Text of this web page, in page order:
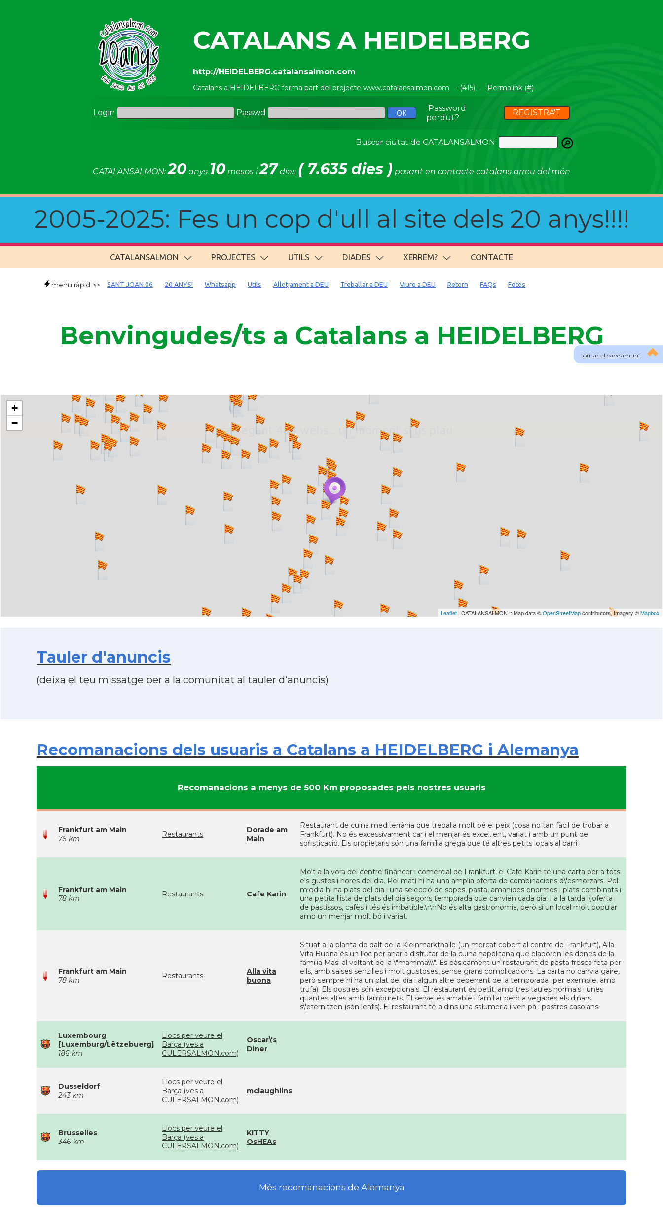
CATALANS A HEIDELBERG
http://HEIDELBERG.catalansalmon.com
Catalans a HEIDELBERG forma part del projecte www.catalansalmon.com - (415) - Permalink (#)
Login Passwd
Password
perdut?
REGISTRA'T
Buscar ciutat de CATALANSALMON:
CATALANSALMON:20 anys 10 mesos i27 dies ( 7.635 dies ) posant en contacte catalans arreu del món
2005-2025: Fes un cop d'ull al site dels 20 anys!!!!
CATALANSALMON PROJECTES UTILS DIADES XERREM? CONTACTE
Tornar al capdamunt
menu ràpid >> SANT JOAN 06 20 ANYS! Whatsapp Utils Allotjament a DEU Treballar a DEU Viure a DEU Retorn FAQs Fotos
Benvingudes/ts a Catalans a HEIDELBERG
... carregant 484 webs... un moment si us plau
+
−
Leaflet | CATALANSALMON :: Map data ©OpenStreetMapcontributors, Imagery ©Mapbox
Tauler d'anuncis
(deixa el teu missatge per a la comunitat al tauler d'anuncis)
Recomanacions dels usuaris a Catalans a HEIDELBERG i Alemanya
Recomanacions a menys de 500 Km proposades pels nostres usuaris
Frankfurt am Main
76 km
Restaurants
Dorade am
Main
Restaurant de cuina mediterrània que treballa molt bé el peix (cosa no tan fàcil de trobar a
Frankfurt). No és excessivament car i el menjar és excel.lent, variat i amb un punt de
sofisticació. Els propietaris són una família grega que té altres petits locals al barri.
Frankfurt am Main
78 km
Restaurants Cafe Karin
Molt a la vora del centre financer i comercial de Frankfurt, el Cafe Karin té una carta per a tots
els gustos i hores del dia. Pel matí hi ha una amplia oferta de combinacions d\'esmorzars. Pel
migdia hi ha plats del dia i una selecció de sopes, pasta, amanides enormes i plats combinats i
una petita llista de plats del dia segons temporada que canvien cada dia. I a la tarda l\'oferta
de pastissos, cafès i tés és imbatible.\r\nNo és alta gastronomia, però sí un local molt popular
amb un menjar molt bó i variat.
Frankfurt am Main
78 km
Restaurants
Alla vita
buona
Situat a la planta de dalt de la Kleinmarkthalle (un mercat cobert al centre de Frankfurt), Alla
Vita Buona és un lloc per anar a disfrutar de la cuina napolitana que elaboren les dones de la
familia Masi al voltant de la \"mamma\\\". És bàsicament un restaurant de pasta fresca feta per
ells, amb salses senzilles i molt gustoses, sense grans complicacions. La carta no canvia gaire,
però sempre hi ha un plat del dia i algun altre depenent de la temporada (per exemple, amb
trufa). Els postres són excepcionals. El restaurant és petit, amb tres taules normals i unes
quantes altes amb tamburets. El servei és amable i familiar però a vegades els dinars
s\'eternitzen (són lents). El restaurant té a dins una salumeria i ven pà i postres casolans.
Luxembourg
[Luxemburg/Lëtzebuerg]
186 km
Llocs per veure el
Barça (ves a
CULERSALMON.com)
Oscar\'s
Diner
Dusseldorf
243 km
Llocs per veure el
Barça (ves a
CULERSALMON.com)
mclaughlins
Brusselles
346 km
Llocs per veure el
Barça (ves a
CULERSALMON.com)
KITTY
OsHEAs
Més recomanacions de Alemanya